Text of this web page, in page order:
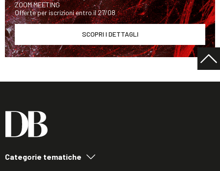
ZOOM MEETING
Offerte per iscrizioni entro il 27/08
SCOPRI I DETTAGLI
Categorie tematiche